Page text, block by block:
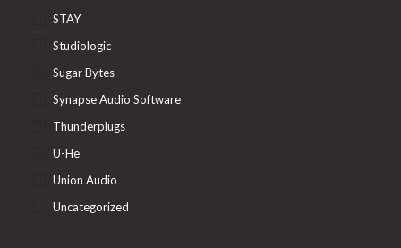
STAY
Studiologic
Sugar Bytes
Synapse Audio Software
Thunderplugs
U-He
Union Audio
Uncategorized